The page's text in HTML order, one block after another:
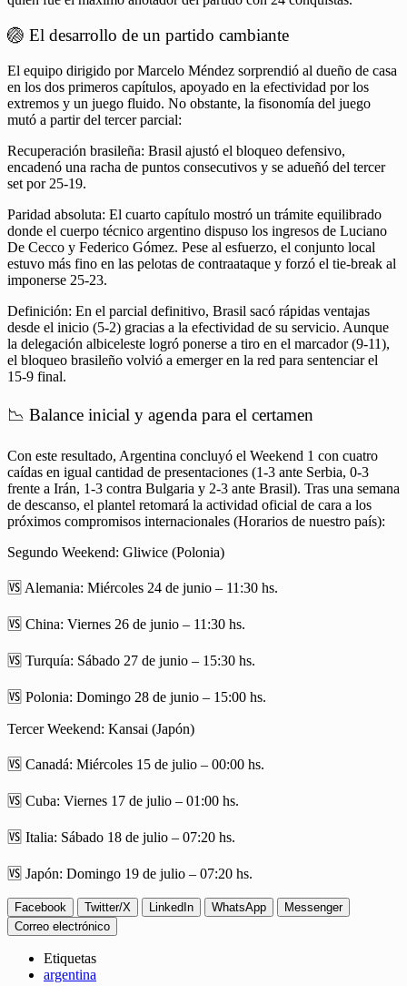
🏐 El desarrollo de un partido cambiante
El equipo dirigido por Marcelo Méndez sorprendió al dueño de casa
en los dos primeros capítulos, apoyado en la efectividad por los
extremos y un juego fluido. No obstante, la fisonomía del juego
mutó a partir del tercer parcial:
Recuperación brasileña: Brasil ajustó el bloqueo defensivo,
encadenó una racha de puntos consecutivos y se adueñó del tercer
set por 25-19.
Paridad absoluta: El cuarto capítulo mostró un trámite equilibrado
donde el cuerpo técnico argentino dispuso los ingresos de Luciano
De Cecco y Federico Gómez. Pese al esfuerzo, el conjunto local
estuvo más fino en las pelotas de contraataque y forzó el tie-break al
imponerse 25-23.
Definición: En el parcial definitivo, Brasil sacó rápidas ventajas
desde el inicio (5-2) gracias a la efectividad de su servicio. Aunque
la delegación albiceleste logró ponerse a tiro en el marcador (9-11),
el bloqueo brasileño volvió a emerger en la red para sentenciar el
15-9 final.
📉 Balance inicial y agenda para el certamen
Con este resultado, Argentina concluyó el Weekend 1 con cuatro
caídas en igual cantidad de presentaciones (1-3 ante Serbia, 0-3
frente a Irán, 1-3 contra Bulgaria y 2-3 ante Brasil). Tras una semana
de descanso, el plantel retomará la actividad oficial de cara a los
próximos compromisos internacionales (Horarios de nuestro país):
Segundo Weekend: Gliwice (Polonia)
🆚 Alemania: Miércoles 24 de junio – 11:30 hs.
🆚 China: Viernes 26 de junio – 11:30 hs.
🆚 Turquía: Sábado 27 de junio – 15:30 hs.
🆚 Polonia: Domingo 28 de junio – 15:00 hs.
Tercer Weekend: Kansai (Japón)
🆚 Canadá: Miércoles 15 de julio – 00:00 hs.
🆚 Cuba: Viernes 17 de julio – 01:00 hs.
🆚 Italia: Sábado 18 de julio – 07:20 hs.
🆚 Japón: Domingo 19 de julio – 07:20 hs.
Facebook Twitter/X LinkedIn WhatsApp
Messenger
Correo electrónico
Etiquetas
argentina